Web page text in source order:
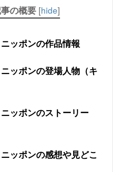
の概要 [hide]
ッポンの作品情報
ッポンの登場人物（キ
ッポンのストーリー
ッポンの感想や見どこ